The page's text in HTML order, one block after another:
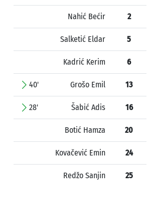
Nahić Bećir 2
Salketić Eldar 5
Kadrić Kerim 6
40' Grošo Emil 13
28' Šabić Adis 16
Botić Hamza 20
Kovačević Emin 24
Redžo Sanjin 25